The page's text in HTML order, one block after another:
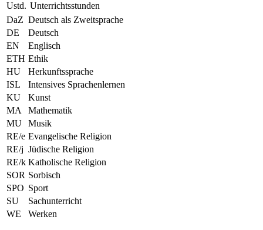
Ustd. Unterrichtsstunden
DaZ Deutsch als Zweitsprache
DE
Deutsch
EN
Englisch
ETH Ethik
HU
Herkunftssprache
ISL
Intensives Sprachenlernen
KU
Kunst
MA
Mathematik
MU
Musik
RE/e Evangelische Religion
RE/j Jüdische Religion
RE/k Katholische Religion
SOR Sorbisch
SPO Sport
SU
Sachunterricht
WE
Werken